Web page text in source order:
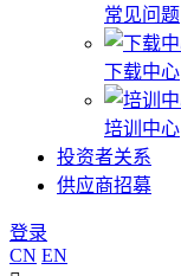
常见问题
下载中心
培训中心
投资者关系
供应商招募
登录
CN EN